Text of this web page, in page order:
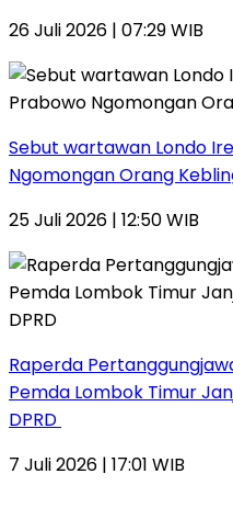
26 Juli 2026 | 07:29 WIB
Sebut wartawan Londo
Ngomongan Orang
25 Juli 2026 | 12:50 WIB
Raperda
Pemda Lombok Timur
DPRD
7 Juli 2026 | 17:01 WIB